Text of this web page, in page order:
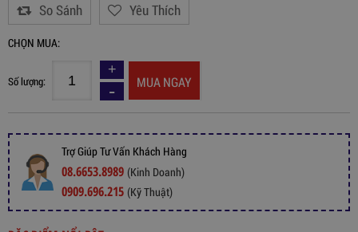
So Sánh Yêu Thích
CHỌN MUA:
Số lượng: MUA NGAY
Trợ Giúp Tư Vấn Khách Hàng
08.6653.8989 (Kinh Doanh)
0909.696.215 (Kỹ Thuật)